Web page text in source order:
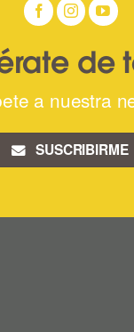
de
a nuestra
SUSCRIBIRME